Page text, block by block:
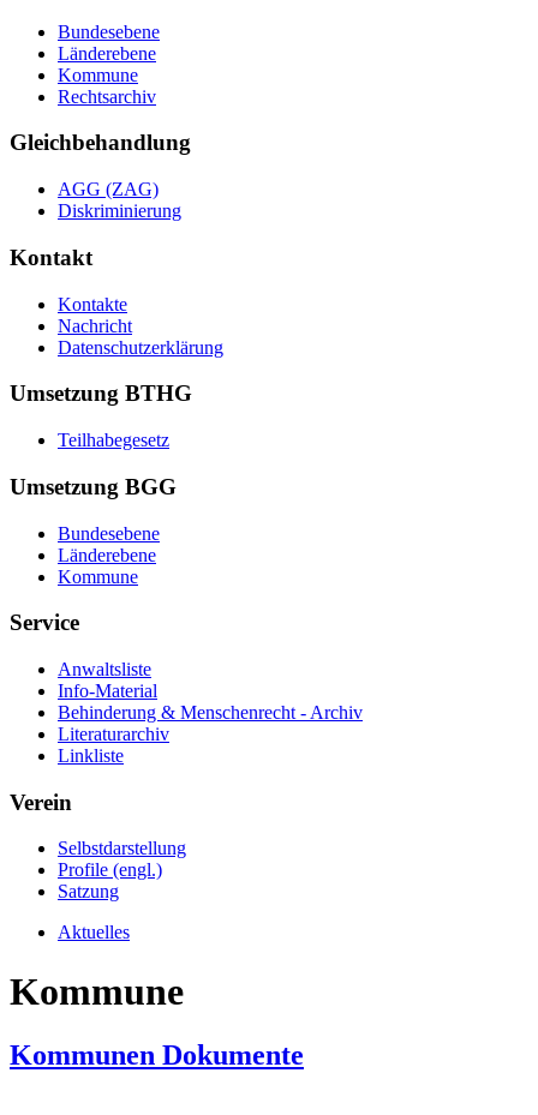
Bundesebene
Länderebene
Kommune
Rechtsarchiv
Gleichbehandlung
AGG (ZAG)
Diskriminierung
Kontakt
Kontakte
Nachricht
Datenschutzerklärung
Umsetzung BTHG
Teilhabegesetz
Umsetzung BGG
Bundesebene
Länderebene
Kommune
Service
Anwaltsliste
Info-Material
Behinderung & Menschenrecht - Archiv
Literaturarchiv
Linkliste
Verein
Selbstdarstellung
Profile (engl.)
Satzung
Aktuelles
Kommune
Kommunen Dokumente